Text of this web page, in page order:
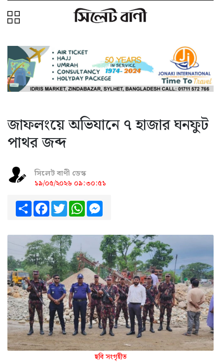
জাফলংয়ে অভিযানে ৭ হাজার ঘনফুট
পাথর জব্দ
সিলেট বাণী ডেস্ক
১৯/০৫/২০২৬ ০৯:৩০:৫১
ShareFacebook
TwitterWhatsApp
ছবি সংগৃহীত